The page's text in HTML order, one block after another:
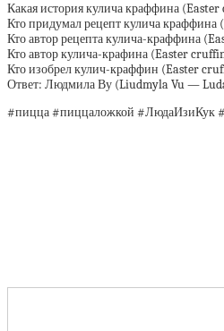
Какая история кулича краффина
Кто придумал рецепт кулича краффина
Кто автор рецепта кулича-краффина
Кто автор кулича-крафина (Easter
Кто изобрел кулич-краффин (Easter
Ответ: Людмила Ву (Liudmyla Vu —
#пицца #пиццаложкой #ЛюдаИзиКук